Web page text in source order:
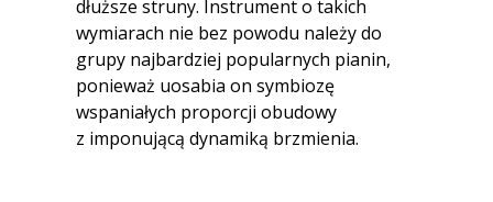
dłuższe struny. Instrument o takich
wymiarach nie bez powodu należy do
grupy najbardziej popularnych pianin,
ponieważ uosabia on symbiozę
wspaniałych proporcji obudowy
z imponującą dynamiką brzmienia.